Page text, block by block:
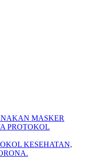
MASKER
PROTOKOL
KESEHATAN,